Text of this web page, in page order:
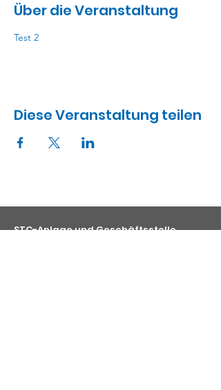
Über die Veranstaltung
Test 2
Diese Veranstaltung teilen
STC-Anlage und Geschäftsstelle